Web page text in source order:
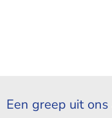
Een greep uit